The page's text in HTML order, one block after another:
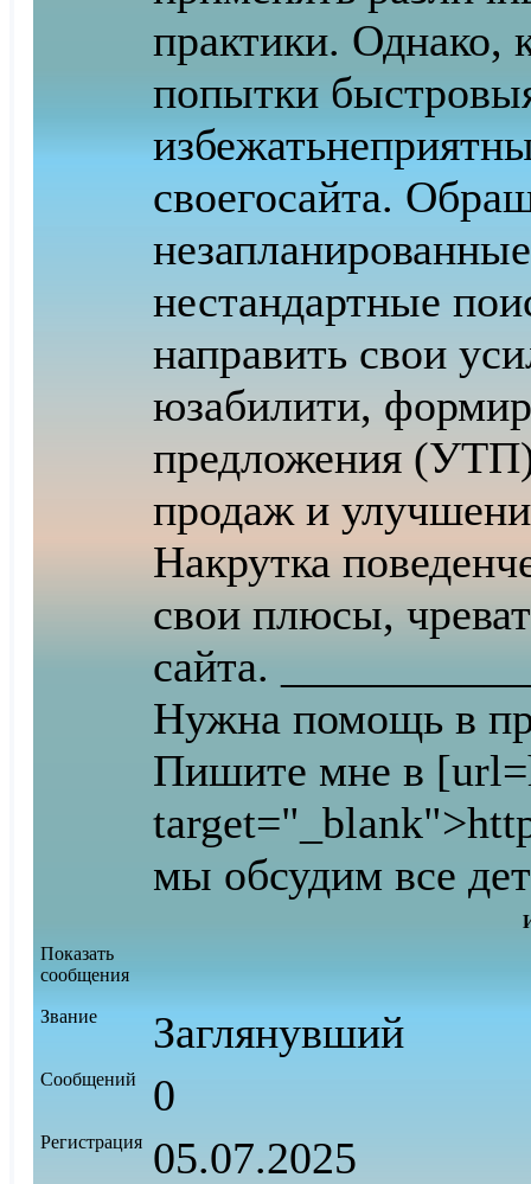
практики. Однако,
попытки быстро
избежать
своегосайта.
незапланированные
нестандартные
направить свои
юзабилити,
предложения
продаж и
Накрутка
свои плюсы,
сайта.
Нужна помощь в
Пишите мне в [url=
мы обсудим все
Показать
сообщения
Звание Заглянувший
Cообщений 0
Регистрация 05.07.2025